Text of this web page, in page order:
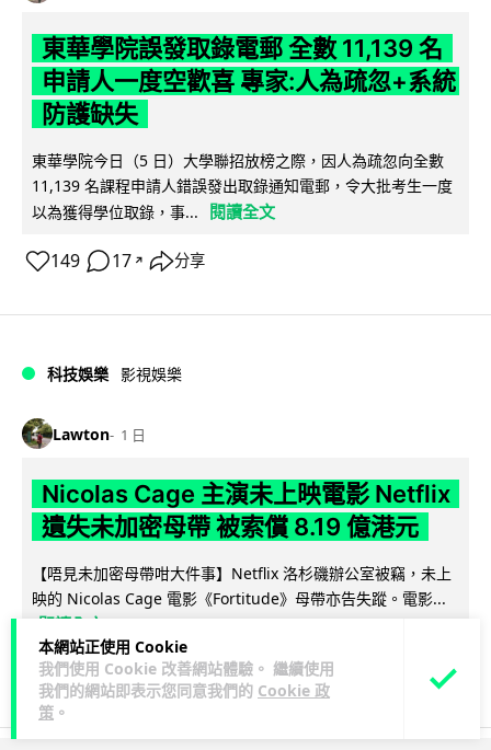
本網站正使用 Cookie
我們使用 Cookie 改善網站體驗。 繼續使用
我們的網站即表示您同意我們的 Cookie 政
策 。
東華學院誤發取錄電郵 全數 11,139 名
申請人一度空歡喜 專家:人為疏忽+系統
防護缺失
東華學院今日（5 日）大學聯招放榜之際，因人為疏忽向全數
11,139 名課程申請人錯誤發出取錄通知電郵，令大批考生一度
以為獲得學位取錄，事...
閱讀全文
149 17 ↗ 分享
科技娛樂 影視娛樂
Lawton 1 日
Nicolas Cage 主演未上映電影 Netflix
遺失未加密母帶 被索償 8.19 億港元
【唔見未加密母帶咁大件事】Netflix 洛杉磯辦公室被竊，未上
映的 Nicolas Cage 電影《Fortitude》母帶亦告失蹤。電影...
閱讀全文
184 10 ↗ 分享